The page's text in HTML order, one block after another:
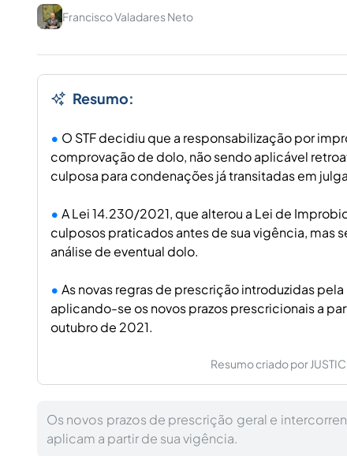
Francisco Valadares Neto
Resumo:
O STF decidiu que a responsabilização por
comprovação de dolo, não sendo aplicável
culposa para condenações já transitadas em
A Lei 14.230/2021, que alterou a Lei de
culposos praticados antes de sua vigência, mas
análise de eventual dolo.
As novas regras de prescrição introduzidas
aplicando-se os novos prazos prescricionais a
outubro de 2021.
Resumo criado por
Os novos prazos de prescrição geral e
aplicam a partir de sua vigência.